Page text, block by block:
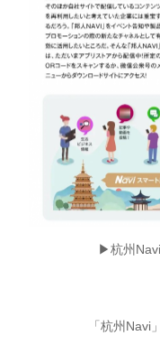
▶杭州
「杭州Navi